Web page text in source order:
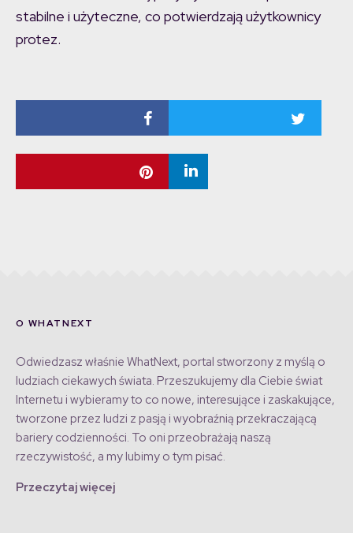
stabilne i użyteczne, co potwierdzają użytkownicy
protez.
O WHATNEXT
Odwiedzasz właśnie WhatNext, portal stworzony z myślą o
ludziach ciekawych świata. Przeszukujemy dla Ciebie świat
Internetu i wybieramy to co nowe, interesujące i zaskakujące,
tworzone przez ludzi z pasją i wyobraźnią przekraczającą
bariery codzienności. To oni przeobrażają naszą
rzeczywistość, a my lubimy o tym pisać.
Przeczytaj więcej